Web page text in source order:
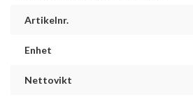
Artikelnr.
Enhet
Nettovikt